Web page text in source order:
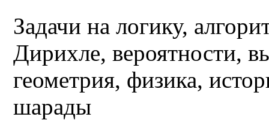
Задачи на логику,
Дирихле, вероятности,
геометрия, физика,
шарады